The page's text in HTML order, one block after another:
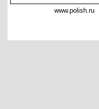
www.polish.ru